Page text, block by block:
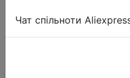
Чат спільноти